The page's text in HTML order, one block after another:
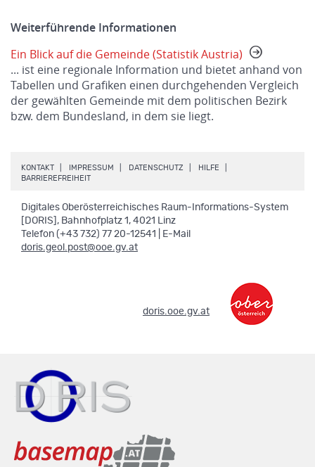
Weiterführende Informationen
Ein Blick auf die Gemeinde (Statistik Austria)
... ist eine regionale Information und bietet anhand von
Tabellen und Grafiken einen durchgehenden Vergleich
der gewählten Gemeinde mit dem politischen Bezirk
bzw. dem Bundesland, in dem sie liegt.
KONTAKT IMPRESSUM DATENSCHUTZ HILFE
BARRIEREFREIHEIT.
Digitales Oberösterreichisches Raum-Informations-System
[DORIS], Bahnhofplatz 1, 4021 Linz
Telefon (+43 732) 77 20-12541 | E-Mail
doris.geol.post@ooe.gv.at
doris.ooe.gv.at.